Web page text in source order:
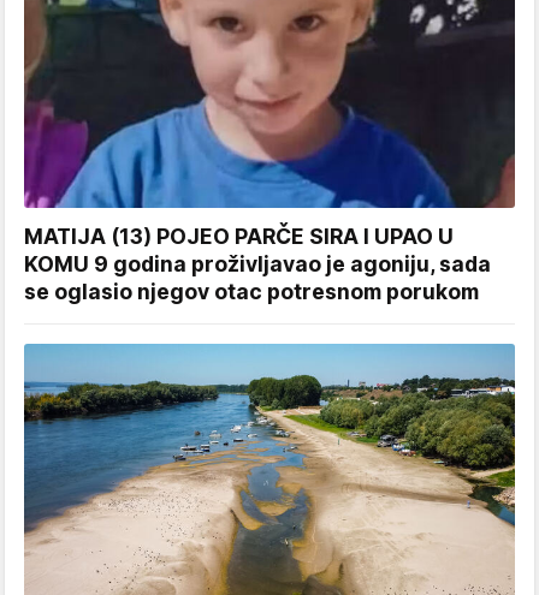
MATIJA (13) POJEO PARČE SIRA I UPAO U
KOMU 9 godina proživljavao je agoniju, sada
se oglasio njegov otac potresnom porukom